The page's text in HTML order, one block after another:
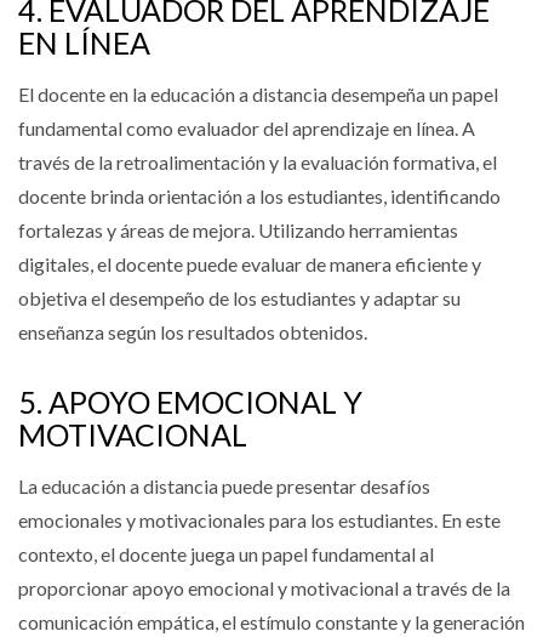
4. EVALUADOR DEL APRENDIZAJE
EN LÍNEA
El docente en la educación a distancia desempeña un papel
fundamental como evaluador del aprendizaje en línea. A
través de la retroalimentación y la evaluación formativa, el
docente brinda orientación a los estudiantes, identificando
fortalezas y áreas de mejora. Utilizando herramientas
digitales, el docente puede evaluar de manera eficiente y
objetiva el desempeño de los estudiantes y adaptar su
enseñanza según los resultados obtenidos.
5. APOYO EMOCIONAL Y
MOTIVACIONAL
La educación a distancia puede presentar desafíos
emocionales y motivacionales para los estudiantes. En este
contexto, el docente juega un papel fundamental al
proporcionar apoyo emocional y motivacional a través de la
comunicación empática, el estímulo constante y la generación